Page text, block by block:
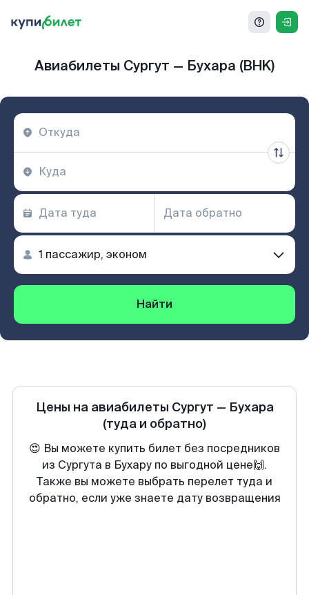
Авиабилеты Сургут — Бухара (BHK)
Найти
Цены на авиабилеты Сургут — Бухара
(туда и обратно)
😍 Вы можете купить билет без посредников
из Сургута в Бухару по выгодной цене🙌.
Также вы можете выбрать перелет туда и
обратно, если уже знаете дату возвращения